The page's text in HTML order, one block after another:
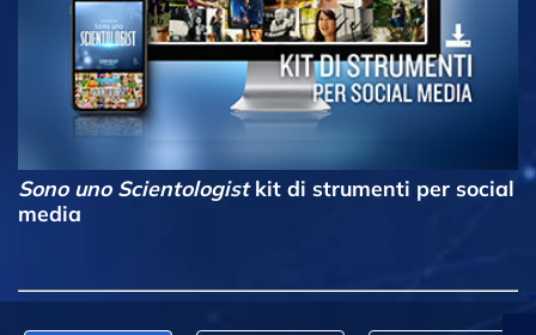
Sono uno Scientologistkit di strumenti per social
media